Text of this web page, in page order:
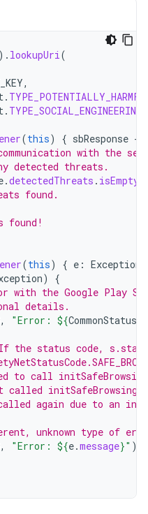
). lookupUri(
,
.
. TYPE_SOCIAL_ENGINEERING
(this) { sbResponse -
with the
detected threats.
.detectedThreats . isEmpty
found.
found!
(this) { e : Exception
)
{
with the Google Play
details.
, "Error: ${
the status code,
to call
called
again due to an
unknown type of
, "Error: ${e.message}" )